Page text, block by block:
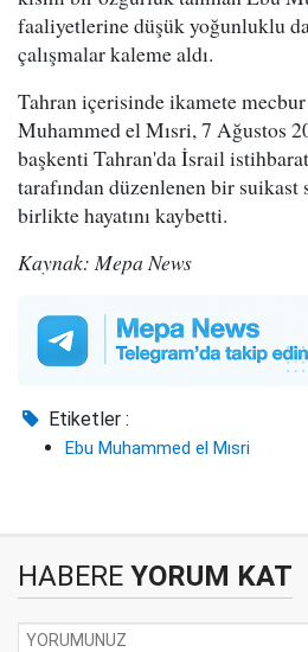
faaliyetlerine düşük yoğunluklu
çalışmalar kaleme aldı.
Tahran içerisinde ikamete
Muhammed el Mısri, 7 Ağustos
başkenti Tahran'da İsrail
tarafından düzenlenen bir suikast
birlikte hayatını kaybetti.
Kaynak: Mepa News
Etiketler :
Ebu Muhammed el Mısri
HABERE YORUM KAT